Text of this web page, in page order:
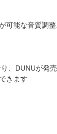
可能な音質調
、DUNUが発
きます